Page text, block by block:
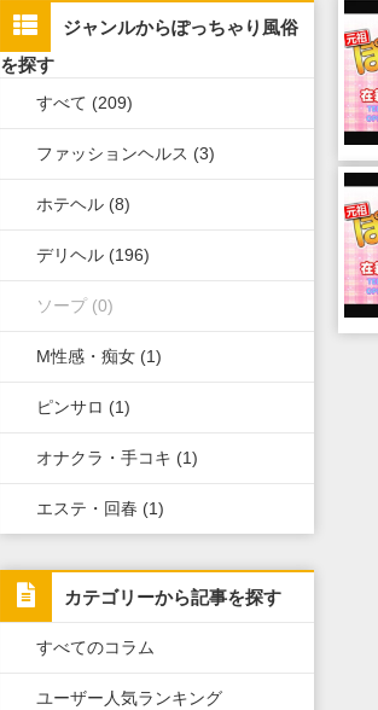
上野・鶯谷・神田・秋葉原・日
暮里
群馬県
奈良県
和歌山県
岐阜県
三重県
山梨県
長野県
青森県
秋田県
山形県
岩手県
岡山県
鳥取県
島根県
山口県
福岡県
熊本県
佐賀県
長崎県
ジャンルからぽっちゃり風俗
を探す
すべて (209)
ファッションヘルス (3)
ホテヘル (8)
デリヘル (196)
ソープ (0)
M性感・痴女 (1)
ピンサロ (1)
オナクラ・手コキ (1)
エステ・回春 (1)
カテゴリーから記事を探す
すべてのコラム
ユーザー人気ランキング